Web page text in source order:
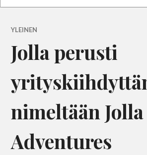
YLEINEN
Jolla perusti
nimeltään Jolla
Adventures